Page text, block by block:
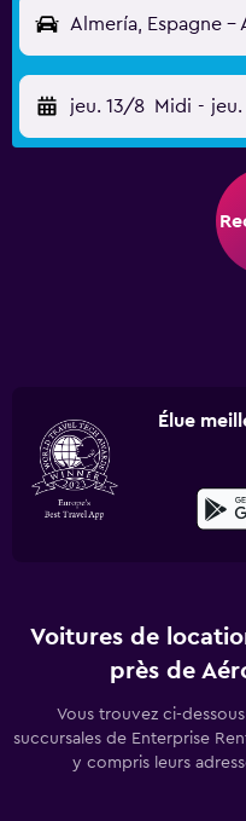
Almería, Espagne -
jeu. 13/8 Midi -
Élue
Voitures de
près de
Vous trouvez ci-
succursales de Enterprise
y compris leurs